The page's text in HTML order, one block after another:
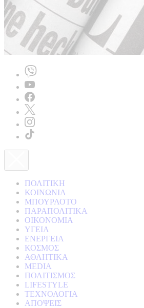
ΠΟΛΙΤΙΚΗ
ΚΟΙΝΩΝΙΑ
ΜΠΟΥΡΛΟΤΟ
ΠΑΡΑΠΟΛΙΤΙΚΑ
ΟΙΚΟΝΟΜΙΑ
ΥΓΕΙΑ
ΕΝΕΡΓΕΙΑ
ΚΟΣΜΟΣ
ΑΘΛΗΤΙΚΑ
MEDIA
ΠΟΛΙΤΙΣΜΟΣ
LIFESTYLE
ΤΕΧΝΟΛΟΓΙΑ
ΑΠΟΨΕΙΣ